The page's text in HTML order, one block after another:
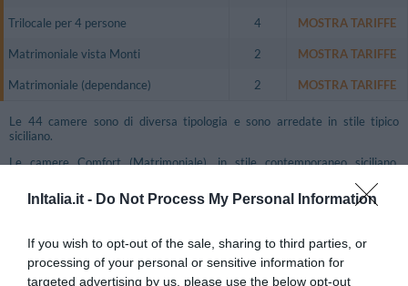
InItalia.it - Do Not Process My Personal Information
If you wish to opt-out of the sale, sharing to third parties, or
processing of your personal or sensitive information for
targeted advertising by us, please use the below opt-out
Trilocale per 4 persone 4 MOSTRA TARIFFE
Matrimoniale vista Monti 2 MOSTRA TARIFFE
Matrimoniale (dependance) 2 MOSTRA TARIFFE
Le 44 camere sono di diversa tipologia e sono arredate in stile tipico
siciliano.
Le camere Comfort (Matrimoniale), in stile contemporaneo siciliano,
diretta, connessione a Internet, frigobar, TV color, cassetta di sicurezza,
bagno privato con doccia e asciugacapelli.
dal corpo centrale, sono dotate di aria condizionata, telefono con linea
diretta, connessione a Internet, frigobar, TV color, cassetta di sicurezza,
bagno privato con doccia e asciugacapelli.